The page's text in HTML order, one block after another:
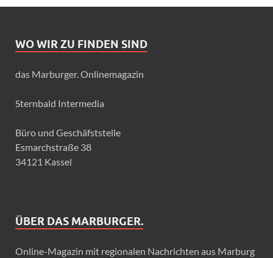
WO WIR ZU FINDEN SIND
das Marburger. Onlinemagazin
Sternbald Intermedia
Büro und Geschäfststelle
Esmarchstraße 38
34121 Kassel
ÜBER DAS MARBURGER.
Online-Magazin mit regionalen Nachrichten aus Marburg